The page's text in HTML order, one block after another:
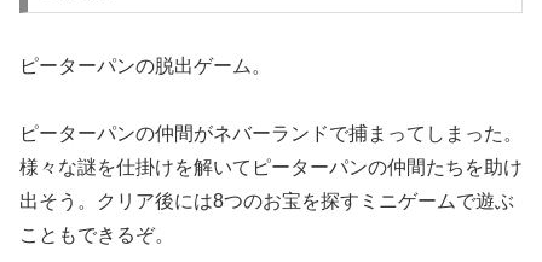
ピーターパンの脱出ゲーム。
ピーターパンの仲間がネバーランドで捕まってしまった。
様々な謎を仕掛けを解いてピーターパンの仲間たちを助け
出そう。クリア後には8つのお宝を探すミニゲームで遊ぶ
こともできるぞ。